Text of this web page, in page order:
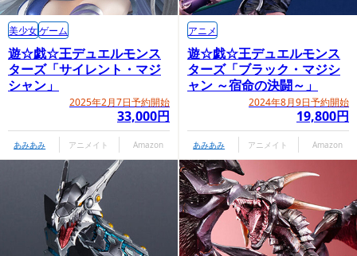
遊☆戯☆王デュエルモンス
ターズ「サイレント・マジ
シャン」
2025年2月7日予約開始
33,000円
美少女ゲーム
あみあみ アニメイト Amazon
遊☆戯☆王デュエルモンス
ターズ「ブラック・マジシ
ャン ～宿命の決闘～」
2024年8月9日予約開始
19,800円
アニメ
あみあみ アニメイト Amazon